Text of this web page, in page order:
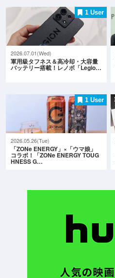
1 User
2026.07.01(Wed)
軍用級タフネス＆高冷却・大容量
バッテリー搭載！レノボ「Legio…
1 User
2026.05.26(Tue)
「ZONe ENERGY」×「ウマ娘」
コラボ！「ZONe ENERGY TOUG
HNESS G…